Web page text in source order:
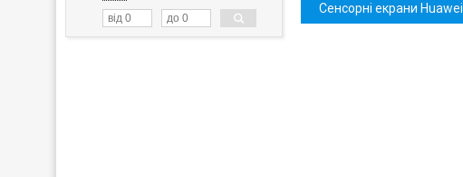
Сенсорні екрани Huawei